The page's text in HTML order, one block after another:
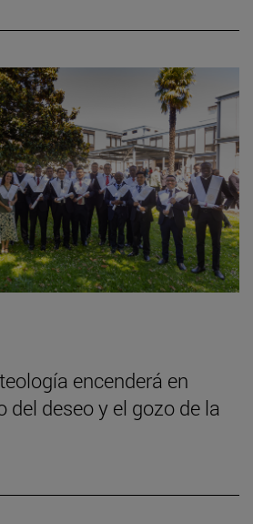
encenderá en
del deseo y el gozo de la